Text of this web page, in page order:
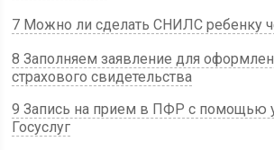
7 Можно ли сделать СНИЛС ребенку
8 Заполняем заявление для
страхового свидетельства
9 Запись на прием в ПФР с помощью
Госуслуг